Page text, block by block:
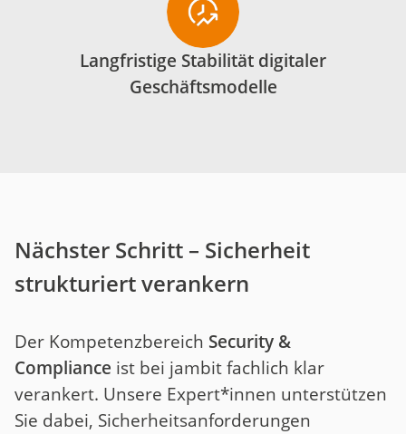
Langfristige Stabilität digitaler
Geschäftsmodelle
Nächster Schritt – Sicherheit
strukturiert verankern
Der Kompetenzbereich Security &
Compliance ist bei jambit fachlich klar
verankert. Unsere Expert*innen unterstützen
Sie dabei, Sicherheitsanforderungen